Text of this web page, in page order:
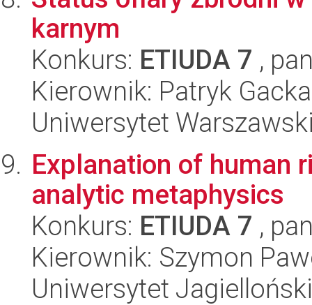
karnym
Konkurs: ETIUDA 7 ,
Kierownik: Patryk Gacka
Uniwersytet
Explanation of human
analytic metaphysics
Konkurs: ETIUDA 7 ,
Kierownik: Szymon
Uniwersytet